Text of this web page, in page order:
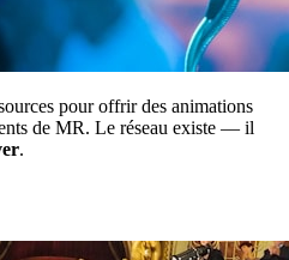
pour offrir des animations
de MR. Le réseau existe — il
.